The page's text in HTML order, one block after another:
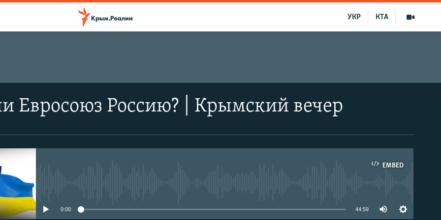
КТА
УКР
Евросоюз Россию? | Крымский вечер
EMBED
0:00 44:59